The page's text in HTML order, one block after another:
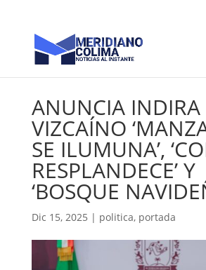
ANUNCIA INDIRA
VIZCAÍNO
SE ILUMUNA’,
RESPLANDECE’ Y
‘BOSQUE
Dic 15, 2025 | politica, portada